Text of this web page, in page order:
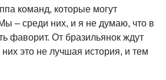
команд, которые могут
– среди них, и я не думаю, что в
фаворит. От бразильянок ждут
них это не лучшая история, и тем